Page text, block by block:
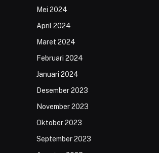
Mei 2024
April 2024
Maret 2024
Februari 2024
Januari 2024
Desember 2023
November 2023
Oktober 2023
September 2023